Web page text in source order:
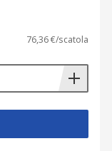
76,36 €/scatola